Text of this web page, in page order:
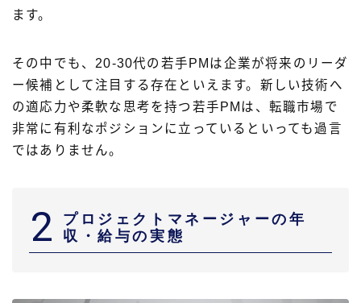
ます。
その中でも、20-30代の若手PMは企業が将来のリーダ
ー候補として注目する存在といえます。新しい技術へ
の適応力や柔軟な思考を持つ若手PMは、転職市場で
非常に有利なポジションに立っているといっても過言
ではありません。
2
プロジェクトマネージャーの年
収・給与の実態